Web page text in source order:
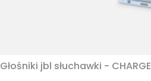
Głośniki jbl słuchawki -